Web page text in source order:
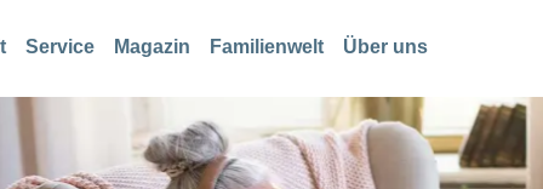
Service Magazin Familienwelt Über uns